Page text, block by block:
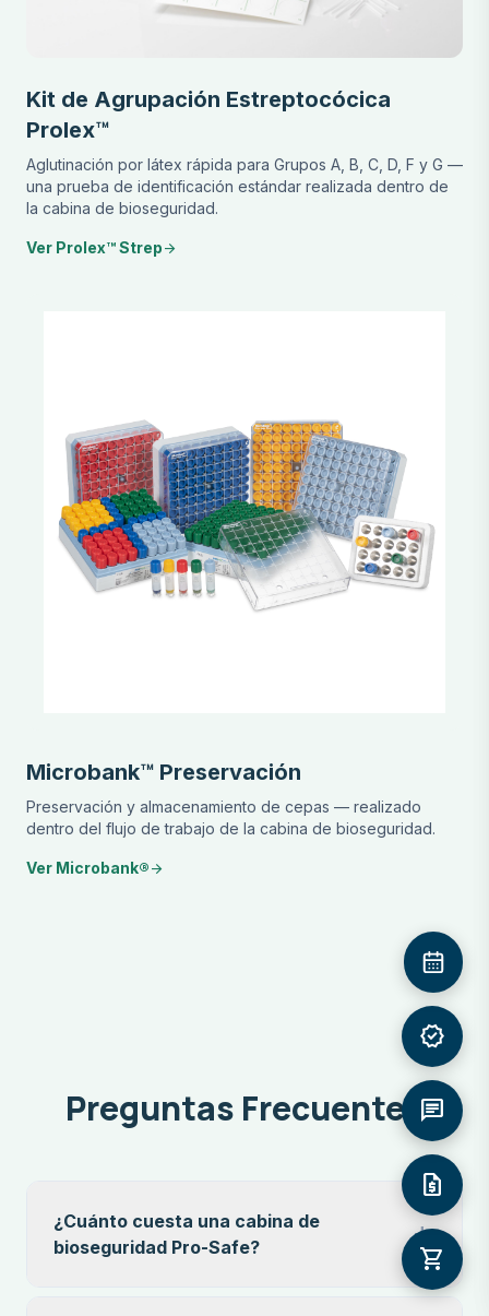
Kit de Agrupación Estreptocócica
Prolex™
Aglutinación por látex rápida para Grupos A, B, C, D, F y G —
una prueba de identificación estándar realizada dentro de
la cabina de bioseguridad.
Ver Prolex™ Streparrow_forward
Microbank™ Preservación
Preservación y almacenamiento de cepas — realizado
dentro del flujo de trabajo de la cabina de bioseguridad.
Ver Microbank®arrow_forward
Preguntas Frecuentes
¿Cuánto cuesta una cabina de
bioseguridad Pro-Safe?
add
shopping_cart
request_quote
chat
Pro-Safe Biosafety Cabinets
BSC selection & ordering questions
verified